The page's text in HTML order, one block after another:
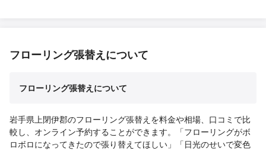
フローリング張替えについて
フローリング張替えについて
岩手県上閉伊郡のフローリング張替えを料金や相場、口コミで比
較し、オンライン予約することができます。「フローリングがボ
ロボロになってきたので張り替えてほしい」「日光のせいで変色